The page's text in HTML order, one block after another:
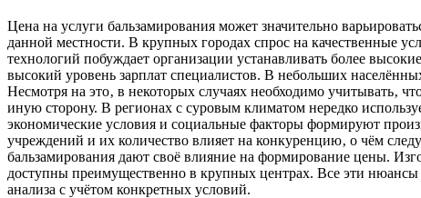
Цена на услуги бальзамирования может значительно
данной местности. В крупных городах спрос на качественные
технологий побуждает организации устанавливать более
высокий уровень зарплат специалистов. В небольших
Несмотря на это‚ в некоторых случаях необходимо учитывать‚
иную сторону. В регионах с суровым климатом нередко
экономические условия и социальные факторы формируют
учреждений и их количество влияет на конкуренцию‚ о чём
бальзамирования дают своё влияние на формирование цены.
доступны преимущественно в крупных центрах. Все эти нюансы
анализа с учётом конкретных условий.